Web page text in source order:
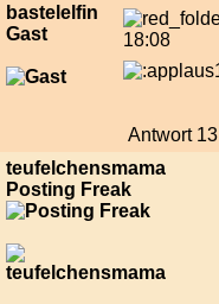
bastelelfin
Gast
18:08
Antwort 13
teufelchensmama
Posting Freak